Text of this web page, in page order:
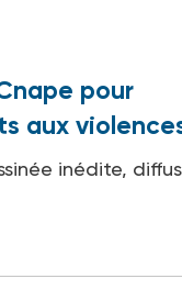
pour
aux
inédite,